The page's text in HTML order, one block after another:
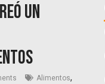
un
Alimentos,